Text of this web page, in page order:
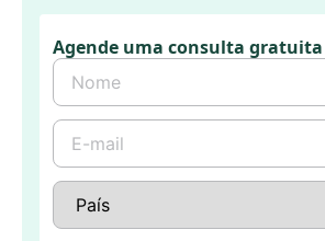
Agende uma consulta gratuita